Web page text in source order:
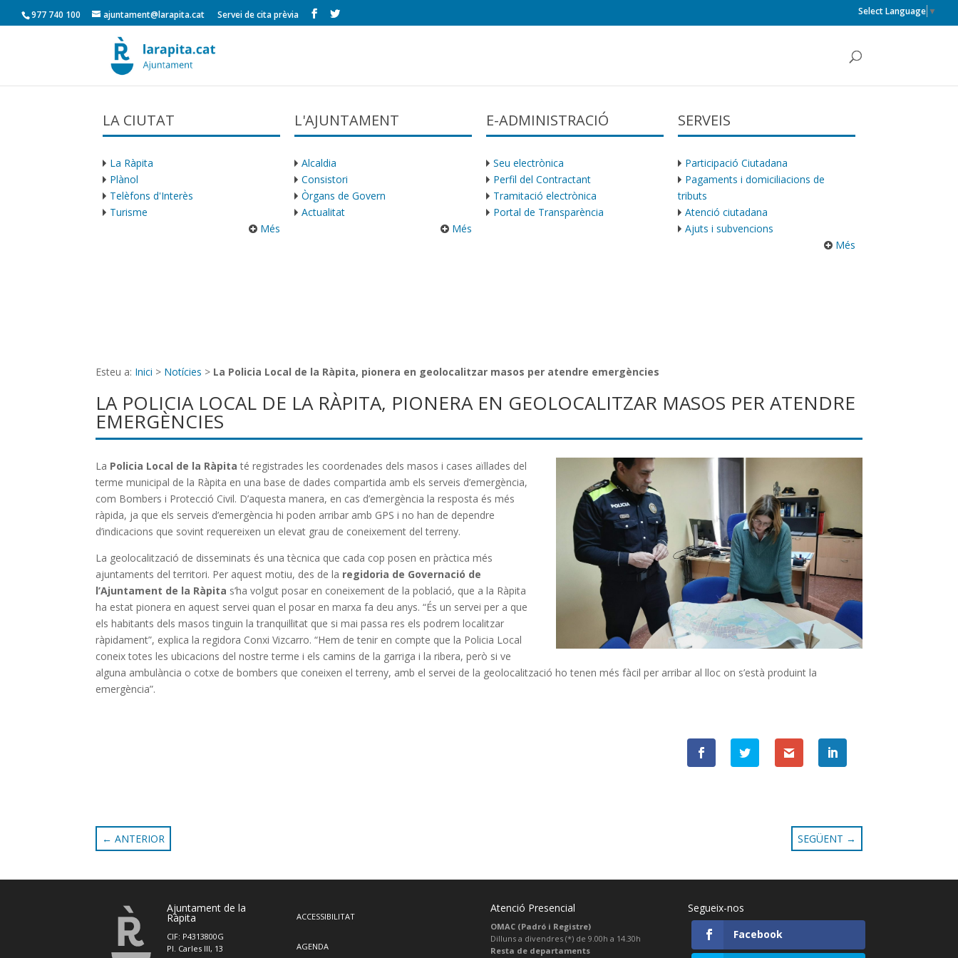
977 740 100 ajuntament@larapita.cat Servei de cita prèvia Select Language ▼
LA CIUTAT
La Ràpita
Plànol
Telèfons d'Interès
Turisme
Més
L'AJUNTAMENT
Alcaldia
Consistori
Òrgans de Govern
Actualitat
Més
E-ADMINISTRACIÓ
Seu electrònica
Perfil del Contractant
Tramitació electrònica
Portal de Transparència
SERVEIS
Participació Ciutadana
Pagaments i domiciliacions de
tributs
Atenció ciutadana
Ajuts i subvencions
Més
Esteu a: Inici > Notícies > La Policia Local de la Ràpita, pionera en geolocalitzar masos per atendre emergències
LA POLICIA LOCAL DE LA RÀPITA, PIONERA EN GEOLOCALITZAR MASOS PER ATENDRE
EMERGÈNCIES
La Policia Local de la Ràpita té registrades les coordenades dels masos i cases aïllades del
terme municipal de la Ràpita en una base de dades compartida amb els serveis d’emergència,
com Bombers i Protecció Civil. D’aquesta manera, en cas d’emergència la resposta és més
ràpida, ja que els serveis d’emergència hi poden arribar amb GPS i no han de dependre
d’indicacions que sovint requereixen un elevat grau de coneixement del terreny.
La geolocalització de disseminats és una tècnica que cada cop posen en pràctica més
ajuntaments del territori. Per aquest motiu, des de la regidoria de Governació de
l’Ajuntament de la Ràpita s’ha volgut posar en coneixement de la població, que a la Ràpita
ha estat pionera en aquest servei quan el posar en marxa fa deu anys. “És un servei per a que
els habitants dels masos tinguin la tranquil·litat que si mai passa res els podrem localitzar
ràpidament”, explica la regidora Conxi Vizcarro. “Hem de tenir en compte que la Policia Local
coneix totes les ubicacions del nostre terme i els camins de la garriga i la ribera, però si ve
alguna ambulància o cotxe de bombers que coneixen el terreny, amb el servei de la geolocalització ho tenen més fàcil per arribar al lloc on s’està produint la
emergència”.
←ANTERIOR SEGÜENT →
Ajuntament de la
Ràpita
CIF: P4313800G
Pl. Carles III, 13
ACCESSIBILITAT
AGENDA
Atenció Presencial
OMAC (Padró i Registre)
Dilluns a divendres (*) de 9.00h a 14.30h
Resta de departaments
Segueix-nos
Facebook